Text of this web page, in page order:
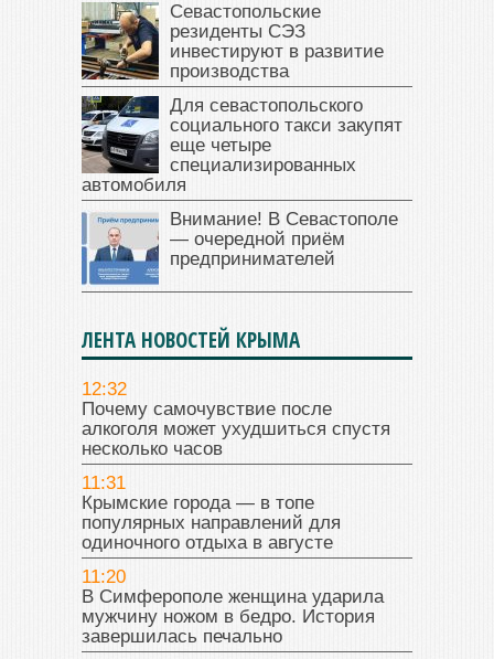
Севастопольские
резиденты СЭЗ
инвестируют в развитие
производства
Для севастопольского
социального такси закупят
еще четыре
специализированных
автомобиля
Внимание! В Севастополе
— очередной приём
предпринимателей
ЛЕНТА НОВОСТЕЙ КРЫМА
12:32
Почему самочувствие после
алкоголя может ухудшиться спустя
несколько часов
11:31
Крымские города — в топе
популярных направлений для
одиночного отдыха в августе
11:20
В Симферополе женщина ударила
мужчину ножом в бедро. История
завершилась печально